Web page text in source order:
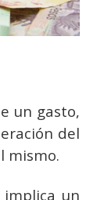
un gasto,
del
mismo.
un